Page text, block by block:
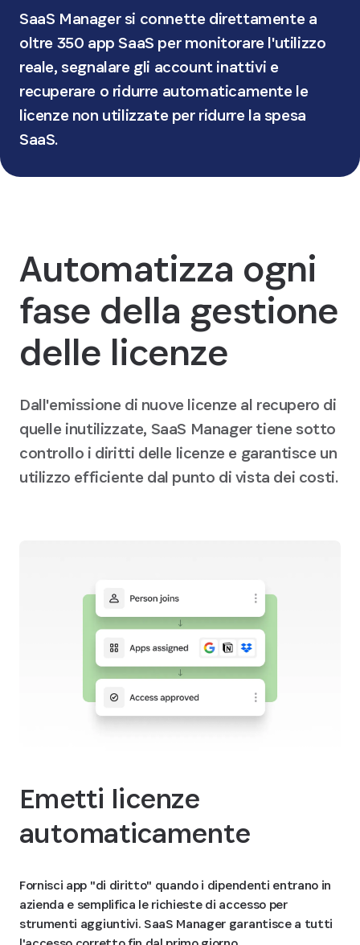
SaaS Manager si connette direttamente a
oltre 350 app SaaS per monitorare l'utilizzo
reale, segnalare gli account inattivi e
recuperare o ridurre automaticamente le
licenze non utilizzate per ridurre la spesa
SaaS.
Automatizza ogni
fase della gestione
delle licenze
Dall'emissione di nuove licenze al recupero di
quelle inutilizzate, SaaS Manager tiene sotto
controllo i diritti delle licenze e garantisce un
utilizzo efficiente dal punto di vista dei costi.
Emetti licenze
automaticamente
Fornisci app "di diritto" quando i dipendenti entrano in
azienda e semplifica le richieste di accesso per
strumenti aggiuntivi. SaaS Manager garantisce a tutti